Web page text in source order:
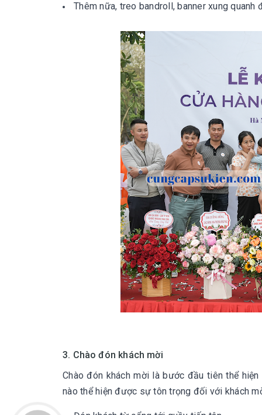
Thêm nữa, treo bandroll, banner xung quanh
3. Chào đón khách mời
Chào đón khách mời là bước đầu tiên thể
nào thể hiện được sự tôn trọng đối với khách